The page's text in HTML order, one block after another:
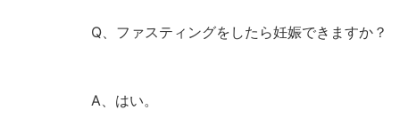
Q、ファスティングをしたら妊娠できますか？
A、はい。